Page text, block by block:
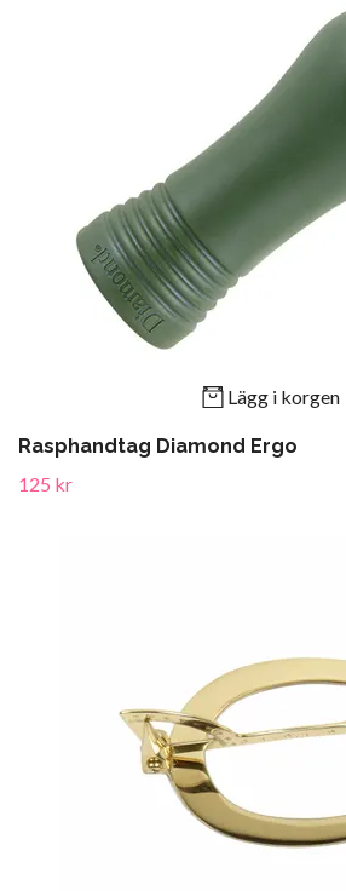
Lägg i korgen
Rasphandtag Diamond Ergo
125 kr